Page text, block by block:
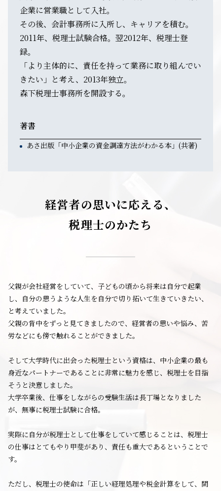
企業に営業職として入社。
その後、会計事務所に入所し、キャリアを積む。
2011年、税理士試験合格。翌2012年、税理士登
録。
「より主体的に、責任を持って業務に取り組んでい
きたい」と考え、2013年独立。
森下税理士事務所を開設する。
著書
あさ出版「中小企業の資金調達方法がわかる本」(共著)
経営者の思いに応える、
税理士のかたち
父親が会社経営をしていて、子どもの頃から将来は自分で起業
し、自分の思うような人生を自分で切り拓いて生きていきたい、
と考えていました。
父親の背中をずっと見てきましたので、経営者の思いや悩み、苦
労などにも傍で触れることができました。
そして大学時代に出会った税理士という資格は、中小企業の最も
身近なパートナーであることに非常に魅力を感じ、税理士を目指
そうと決意しました。
大学卒業後、仕事をしながらの受験生活は長丁場となりました
が、無事に税理士試験に合格。
実際に自分が税理士として仕事をしていて感じることは、税理士
の仕事はとてもやり甲斐があり、責任も重大であるということで
す。
ただし、税理士の使命は「正しい経理処理や税金計算をして、間